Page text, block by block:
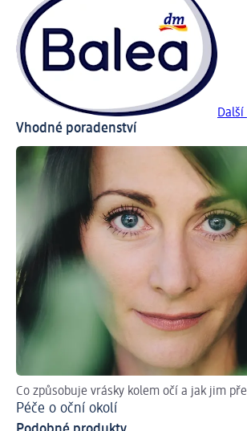
Vhodné poradenství
Co způsobuje vrásky kolem očí a jak jim
Péče o oční okolí